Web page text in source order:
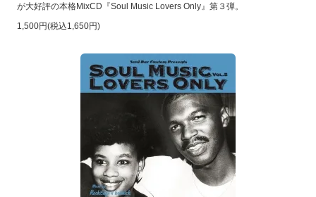
が大好評の本格MixCD『Soul Music Lovers Only』第３弾。
1,500円(税込1,650円)